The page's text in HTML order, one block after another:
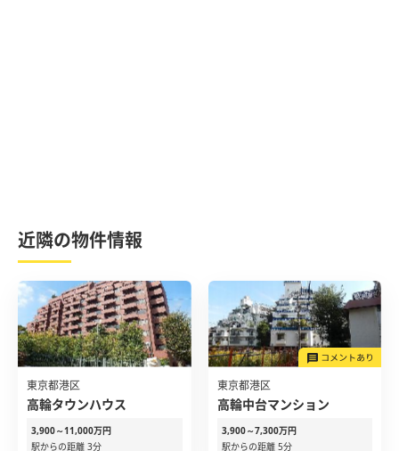
近隣の物件情報
東京都港区
高輪タウンハウス
3,900～11,000万円
駅からの距離 3分
東京都港区
高輪中台マンション
3,900～7,300万円
駅からの距離 5分